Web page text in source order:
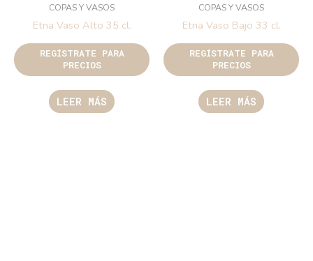
COPAS Y VASOS
Etna Vaso Alto 35 cl.
REGÍSTRATE PARA
PRECIOS
LEER MÁS
COPAS Y VASOS
Etna Vaso Bajo 33 cl.
REGÍSTRATE PARA
PRECIOS
LEER MÁS